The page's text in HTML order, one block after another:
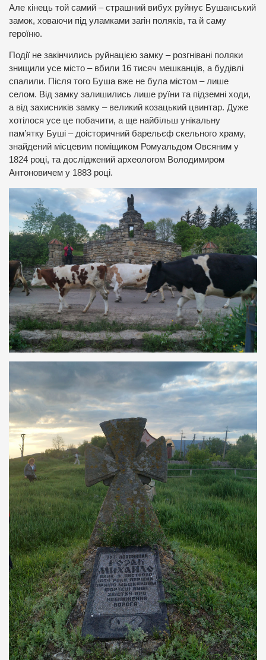
Але кінець той самий – страшний вибух руйнує Бушанський
замок, ховаючи під уламками загін поляків, та й саму
героїню.
Події не закінчились руйнацією замку – розгнівані поляки
знищили усе місто – вбили 16 тисяч мешканців, а будівлі
спалили. Після того Буша вже не була містом – лише
селом. Від замку залишились лише руїни та підземні ходи,
а від захисників замку – великий козацький цвинтар. Дуже
хотілося усе це побачити, а ще найбільш унікальну
пам’ятку Буші – доісторичний барельєф скельного храму,
знайдений місцевим поміщиком Ромуальдом Овсяним у
1824 році, та досліджений археологом Володимиром
Антоновичем у 1883 році.